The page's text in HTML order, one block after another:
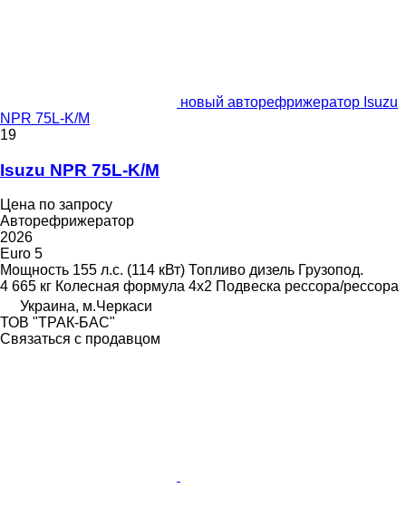
новый авторефрижератор Isuzu
NPR 75L-K/M
19
Isuzu NPR 75L-K/M
Цена по запросу
Авторефрижератор
2026
Euro 5
Мощность 155 л.с. (114 кВт) Топливо дизель Грузопод.
4 665 кг Колесная формула 4x2 Подвеска рессора/рессора
Украина, м.Черкаси
ТОВ "ТРАК-БАС"
Связаться с продавцом